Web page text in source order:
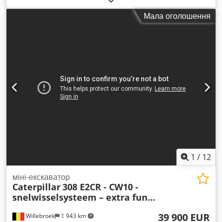
Мала оголошення
1 / 12
Willebroek 1 943 km
міні-екскаватор
Caterpillar308 E2CR - CW10 -
snelwisselsysteem – extra fun...
39 900 EUR